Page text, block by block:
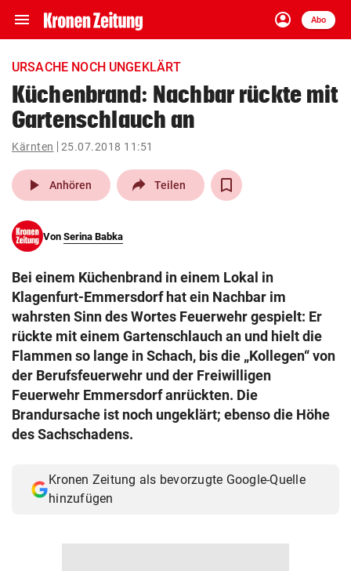
menu Navigation
ein-/ausklappen
account_circle
Anmelden
Abo
close Schließen
account_circle Anmelden
pin_drop
Wien arrow_right
search
eingeben
© Krone Multimedia GmbH & Co KG 2026
Muthgasse 2, 1190 Wien
URSACHE NOCH UNGEKLÄRT
Küchenbrand: Nachbar rückte mit
Gartenschlauch an
Kärnten 25.07.2018 11:51
play_arrow Anhören Teilen
Von Serina Babka
Bei einem Küchenbrand in einem Lokal in
Klagenfurt-Emmersdorf hat ein Nachbar im
wahrsten Sinn des Wortes Feuerwehr gespielt: Er
rückte mit einem Gartenschlauch an und hielt die
Flammen so lange in Schach, bis die „Kollegen“ von
der Berufsfeuerwehr und der Freiwilligen
Feuerwehr Emmersdorf anrückten. Die
Brandursache ist noch ungeklärt; ebenso die Höhe
des Sachschadens.
Kronen Zeitung als bevorzugte Google-Quelle
hinzufügen